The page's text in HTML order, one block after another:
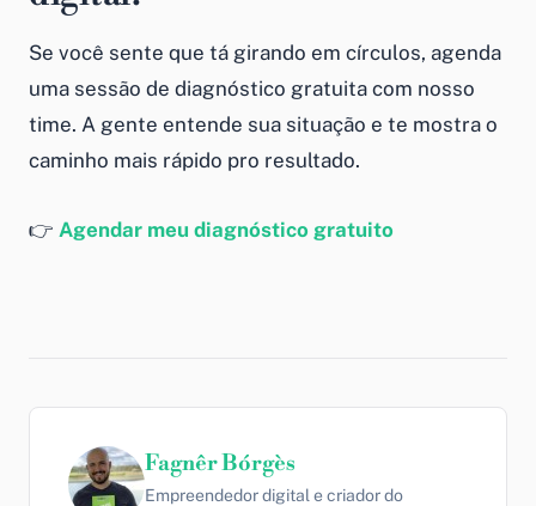
Se você sente que tá girando em círculos, agenda
uma sessão de diagnóstico gratuita com nosso
time. A gente entende sua situação e te mostra o
caminho mais rápido pro resultado.
👉 Agendar meu diagnóstico gratuito
Fagnêr Bórgès
Empreendedor digital e criador do